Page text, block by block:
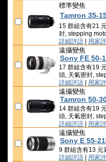
標準變焦
Tamron 35-
15 群組含有21
封, stepping
詳細評語 用家
遠攝變焦
Sony FE 50-
17 群組含有19
頭, 天氣密封,
詳細評語 用家
遠攝變焦
Tamron 50-
14 群組含有19
頭, 天氣密封,
詳細評語 用家
遠攝變焦
Sony E 55-
9 群組含有13 元
詳細評語 用家